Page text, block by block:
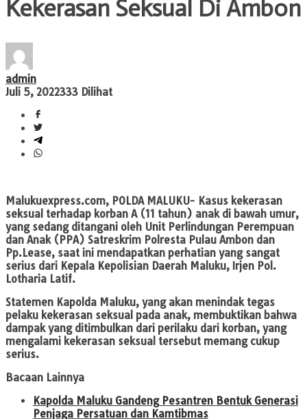
Kekerasan Seksual Di Ambon
admin
Juli 5, 2022333 Dilihat
Malukuexpress.com, POLDA MALUKU- Kasus kekerasan
seksual terhadap korban A (11 tahun) anak di bawah umur,
yang sedang ditangani oleh Unit Perlindungan Perempuan
dan Anak (PPA) Satreskrim Polresta Pulau Ambon dan
Pp.Lease, saat ini mendapatkan perhatian yang sangat
serius dari Kepala Kepolisian Daerah Maluku, Irjen Pol.
Lotharia Latif.
Statemen Kapolda Maluku, yang akan menindak tegas
pelaku kekerasan seksual pada anak, membuktikan bahwa
dampak yang ditimbulkan dari perilaku dari korban, yang
mengalami kekerasan seksual tersebut memang cukup
serius.
Bacaan Lainnya
Kapolda Maluku Gandeng Pesantren Bentuk Generasi
Penjaga Persatuan dan Kamtibmas